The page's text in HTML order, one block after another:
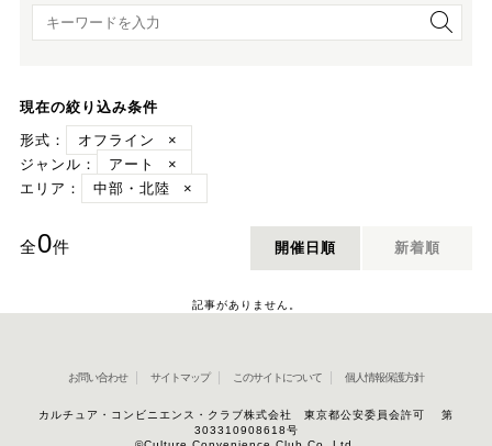
キーワード検索
現在の絞り込み条件
形式：
オフライン
×
ジャンル：
アート
×
エリア：
中部・北陸 ×
全0件 開催日順 新着順
記事がありません。
お問い合わせ サイトマップ このサイトについて 個人情報保護方針
カルチュア・コンビニエンス・クラブ株式会社 東京都公安委員会許可 第
303310908618号